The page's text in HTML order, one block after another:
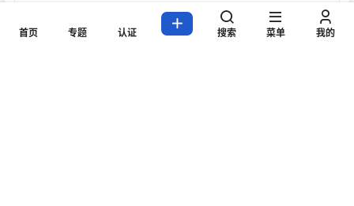
首页 专题 认证 搜索 菜单 我的